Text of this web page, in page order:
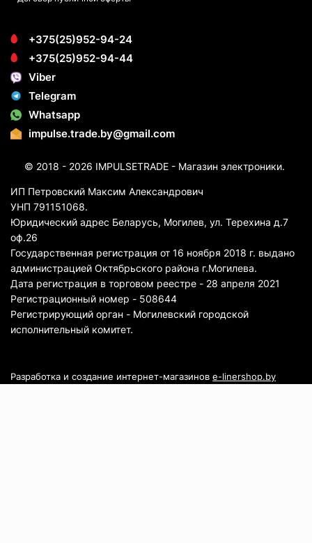
+375(25)952-94-24
+375(25)952-94-44
Viber
Telegram
Whatsapp
impulse.trade.by@gmail.com
© 2018 - 2026 IMPULSETRADE - Магазин электроники.
ИП Петровский Максим Александрович
УНП 791151068.
Юридический адрес Беларусь, Могилев, ул. Терехина д.7
оф.26
Государственная регистрация от 16 ноября 2018 г. выдано
администрацией Октябрьского района г.Могилева.
Дата регистрация в торговом реестре - 28 апреля 2021
Регистрационный номер - 508644
Регистрирующий орган - Могилевский городской
исполнительный комитет.
Разработка и создание интернет-магазинов e-linershop.by